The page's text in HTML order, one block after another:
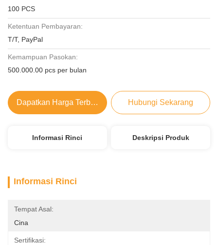
100 PCS
Ketentuan Pembayaran:
T/T, PayPal
Kemampuan Pasokan:
500.000.00 pcs per bulan
Dapatkan Harga Terbaik Hubungi Sekarang
Informasi Rinci Deskripsi Produk
Informasi Rinci
Tempat Asal:
Cina
Sertifikasi: